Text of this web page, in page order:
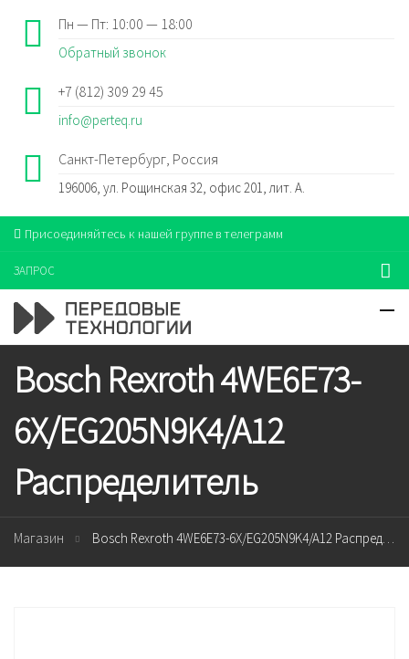
Пн — Пт: 10:00 — 18:00
Обратный звонок
+7 (812) 309 29 45
info@perteq.ru
Санкт-Петербург, Россия
196006, ул. Рощинская 32, офис 201, лит. А.
Присоединяйтесь к нашей группе в телеграмм
ЗАПРОС
Bosch Rexroth 4WE6E73-
6X/EG205N9K4/A12
Распределитель
Магазин Bosch Rexroth 4WE6E73-6X/EG205N9K4/A12 Распределитель